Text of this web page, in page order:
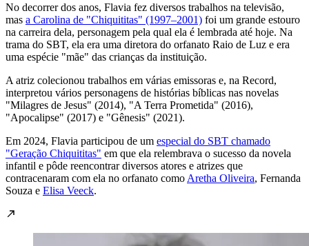
No decorrer dos anos, Flavia fez diversos trabalhos na televisão,
mas a Carolina de "Chiquititas" (1997–2001) foi um grande estouro
na carreira dela, personagem pela qual ela é lembrada até hoje. Na
trama do SBT, ela era uma diretora do orfanato Raio de Luz e era
uma espécie "mãe" das crianças da instituição.
A atriz colecionou trabalhos em várias emissoras e, na Record,
interpretou vários personagens de histórias bíblicas nas novelas
"Milagres de Jesus" (2014), "A Terra Prometida" (2016),
"Apocalipse" (2017) e "Gênesis" (2021).
Em 2024, Flavia participou de um especial do SBT chamado
"Geração Chiquititas" em que ela relembrava o sucesso da novela
infantil e pôde reencontrar diversos atores e atrizes que
contracenaram com ela no orfanato como Aretha Oliveira, Fernanda
Souza e Elisa Veeck.